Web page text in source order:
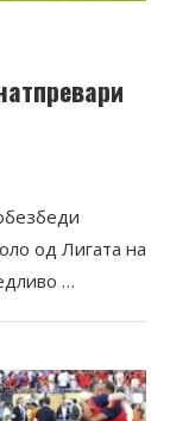
од Лигата на
…